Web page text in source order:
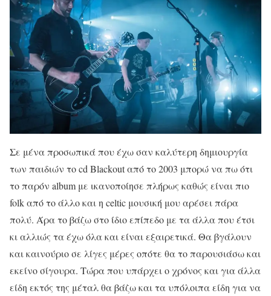
Σε μένα προσωπικά που έχω σαν καλύτερη δημιουργία
των παιδιών το cd Blackout από το 2003 μπορώ να πω ότι
το παρόν album με ικανοποίησε πλήρως καθώς είναι πιο
folk από το άλλο και η celtic μουσική μου αρέσει πάρα
πολύ. Άρα το βάζω στο ίδιο επίπεδο με τα άλλα που έτσι
κι αλλιώς τα έχω όλα και είναι εξαιρετικά. Θα βγάλουν
και καινούριο σε λίγες μέρες οπότε θα το παρουσιάσω και
εκείνο σίγουρα. Τώρα που υπάρχει ο χρόνος και για άλλα
είδη εκτός της μέταλ θα βάζω και τα υπόλοιπα είδη για να